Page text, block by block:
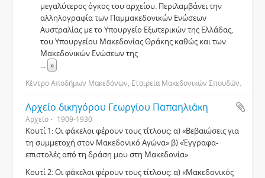
μεγαλύτερος όγκος του αρχείου. Περιλαμβάνει την
αλληλογραφία των Παμμακεδονικών Ενώσεων
Αυστραλίας με το Υπουργείο Εξωτερικών της Ελλάδας,
του Υπουργείου Μακεδονίας Θράκης καθώς και των
Μακεδονικών Ενώσεων της
... »
Κέντρο Αποδήμων Μακεδόνων, Εταιρεία Μακεδονικών Σπουδών.
Αρχείο δικηγόρου Γεωργίου Παπαηλιάκη
Αρχείο 1909-1930
Κουτί 1: Οι φάκελοι φέρουν τους τίτλους: α) «Βεβαιώσεις για
τη συμμετοχή στον Μακεδονικό Αγώνα» β) «Έγγραφα-
επιστολές από τη δράση μου στη Μακεδονία».
Κουτί 2: Οι φάκελοι φέρουν τους τίτλους: α) «Μακεδονικός